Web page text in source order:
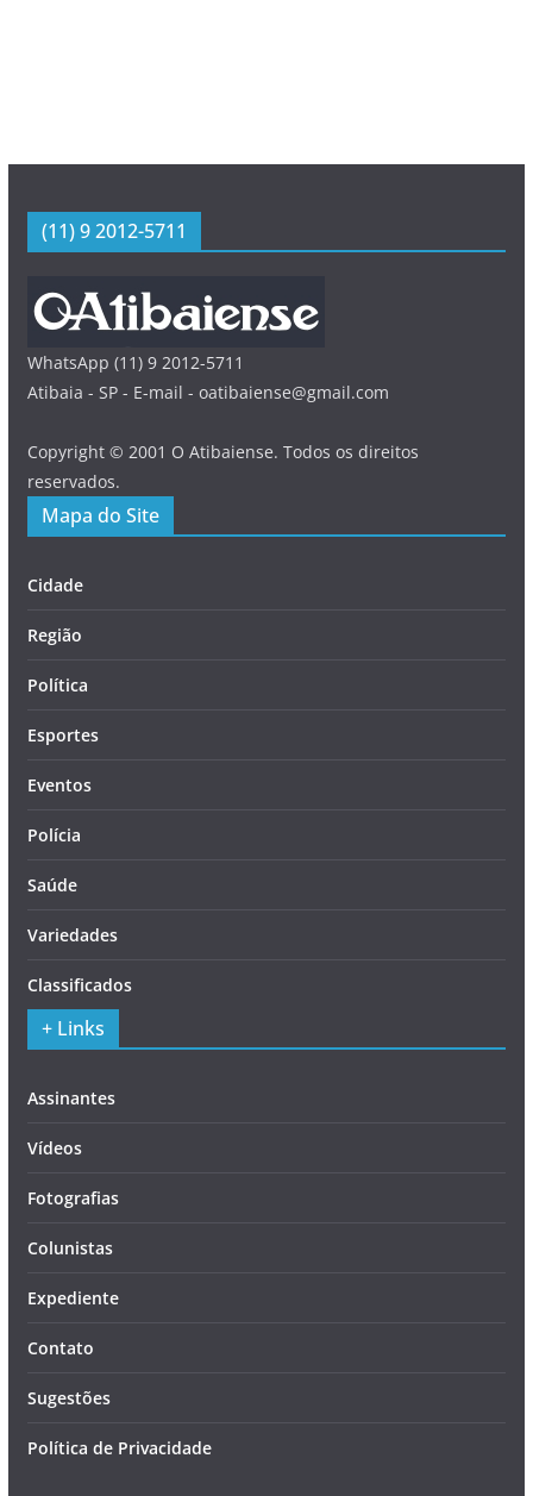
(11) 9 2012-5711
WhatsApp (11) 9 2012-5711
Atibaia - SP - E-mail - oatibaiense@gmail.com
Copyright © 2001 O Atibaiense. Todos os direitos
reservados.
Mapa do Site
Cidade
Região
Política
Esportes
Eventos
Polícia
Saúde
Variedades
Classificados
+ Links
Assinantes
Vídeos
Fotografias
Colunistas
Expediente
Contato
Sugestões
Política de Privacidade